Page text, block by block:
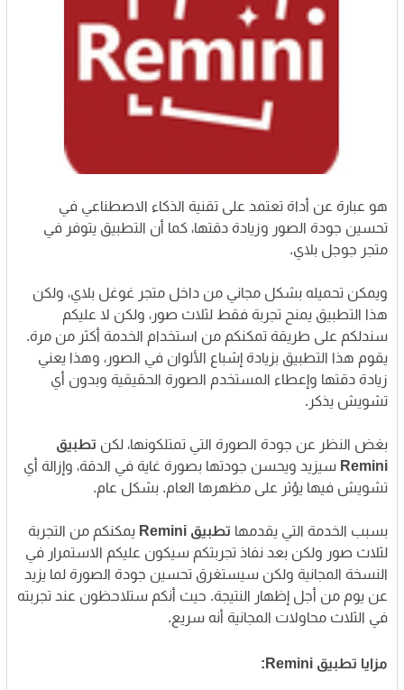
هو عبارة عن أداة تعتمد على تقنية الذكاء الاصطناعي في
تحسين جودة الصور وزيادة دقتها، كما أن التطبيق يتوفر في
متجر جوجل بلاي.
ويمكن تحميله بشكل مجاني من داخل متجر غوغل بلاي، ولكن
هذا التطبيق يمنح تجربة فقط لثلاث صور، ولكن لا عليكم
سندلكم على طريقة تمكنكم من استخدام الخدمة أكثر من مرة.
يقوم هذا التطبيق بزيادة إشباع الألوان في الصور، وهذا يعني
زيادة دقتها وإعطاء المستخدم الصورة الحقيقية وبدون أي
تشويش يذكر.
بغض النظر عن جودة الصورة التي تمتلكونها، لكن تطبيق
Remini سيزيد ويحسن جودتها بصورة غاية في الدقة، وإزالة أي
تشويش فيها يؤثر على مظهرها العام. بشكل عام.
بسبب الخدمة التي يقدمها تطبيق Remini
يمكنكم من التجربة
لثلاث صور ولكن بعد نفاذ تجربتكم سيكون عليكم الاستمرار في
النسخة المجانية ولكن سيستغرق تحسين جودة الصورة لما يزيد
عن يوم من أجل إظهار النتيجة. حيث أنكم ستلاحظون عند تجربته
في الثلاث محاولات المجانية أنه سريع.
مزايا تطبيق Remini: